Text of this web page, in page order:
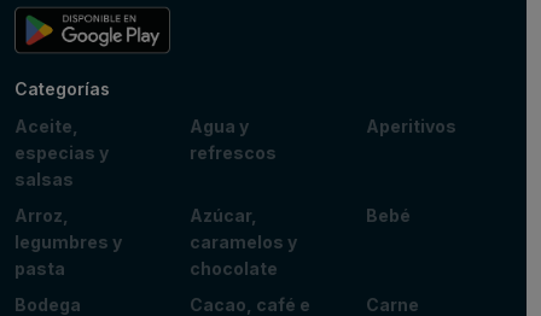
Categorías
Aceite,
especias y
salsas
Agua y
refrescos
Aperitivos
Arroz,
legumbres y
pasta
Azúcar,
caramelos y
chocolate
Bebé
Bodega
Cacao, café e
Carne